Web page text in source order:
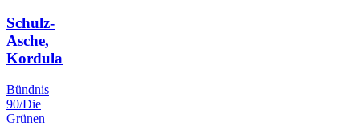
Schulz-
Asche,
Kordula
Bündnis
90/Die
Grünen